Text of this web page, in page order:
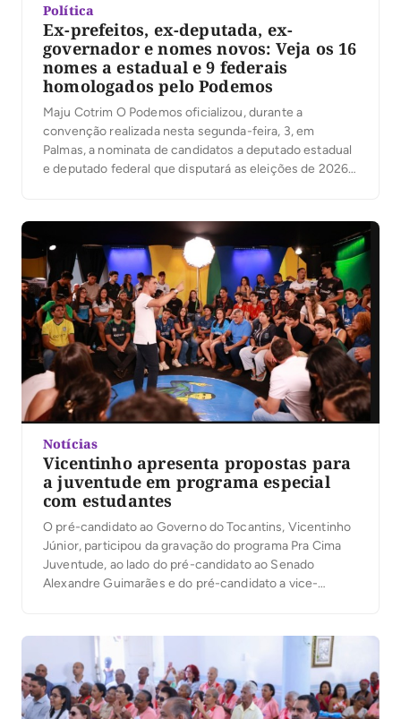
Política
Ex-prefeitos, ex-deputada, ex-
governador e nomes novos: Veja os 16
nomes a estadual e 9 federais
homologados pelo Podemos
Maju Cotrim O Podemos oficializou, durante a
convenção realizada nesta segunda-feira, 3, em
Palmas, a nominata de candidatos a deputado estadual
e deputado federal que disputará as eleições de 2026.
as candidaturas de Ronaldo Dimas e Vanderlei
Luxemburgo ao Senado Federal. […]
Notícias
Vicentinho apresenta propostas para
a juventude em programa especial
com estudantes
O pré-candidato ao Governo do Tocantins, Vicentinho
Júnior, participou da gravação do programa Pra Cima
Juventude, ao lado do pré-candidato ao Senado
Alexandre Guimarães e do pré-candidato a vice-
diversas instituições de ensino superior em um
formato inovador, marcado pelo diálogo direto […]